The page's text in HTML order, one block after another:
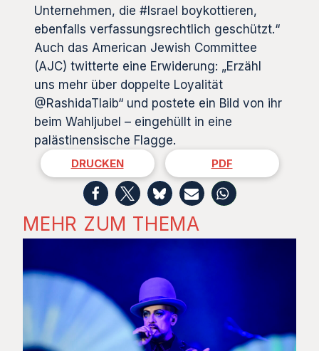
Unternehmen, die #Israel boykottieren,
ebenfalls verfassungsrechtlich geschützt.“
Auch das American Jewish Committee
(AJC) twitterte eine Erwiderung: „Erzähl
uns mehr über doppelte Loyalität
@RashidaTlaib“ und postete ein Bild von ihr
beim Wahljubel – eingehüllt in eine
palästinensische Flagge.
DRUCKEN PDF
MEHR ZUM THEMA